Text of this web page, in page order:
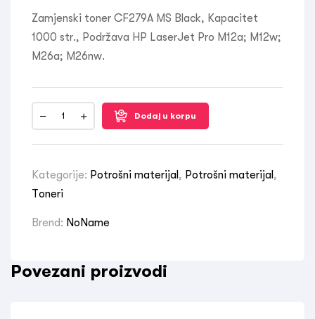
Zamjenski toner CF279A MS Black, Kapacitet
1000 str., Podržava HP LaserJet Pro M12a; M12w;
M26a; M26nw.
Dodaj u korpu
Kategorije: Potrošni materijal , Potrošni materijal ,
Toneri
Brend: NoName
Povezani proizvodi